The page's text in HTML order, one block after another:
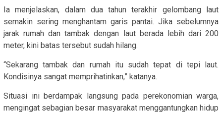
Ia menjelaskan, dalam dua tahun terakhir gelombang laut
semakin sering menghantam garis pantai. Jika sebelumnya
jarak rumah dan tambak dengan laut berada lebih dari 200
meter, kini batas tersebut sudah hilang.
“Sekarang tambak dan rumah itu sudah tepat di tepi laut.
Kondisinya sangat memprihatinkan,” katanya.
Situasi ini berdampak langsung pada perekonomian warga,
mengingat sebagian besar masyarakat menggantungkan hidup